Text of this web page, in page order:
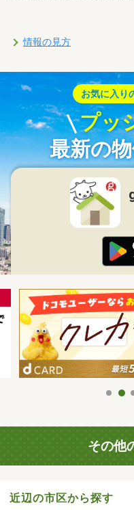
情報の見方
お気に入り
プッ
最新の
その他
近辺の市区から探す